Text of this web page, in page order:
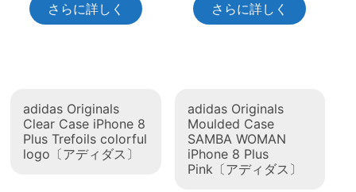
さらに詳しく さらに詳しく
adidas Originals
Clear Case iPhone 8
Plus Trefoils colorful
logo〔アディダス〕
adidas Originals
Moulded Case
SAMBA WOMAN
iPhone 8 Plus
Pink〔アディダス〕